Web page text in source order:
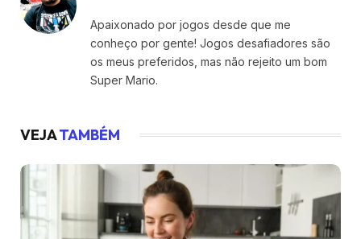
Apaixonado por jogos desde que me
conheço por gente! Jogos desafiadores são
os meus preferidos, mas não rejeito um bom
Super Mario.
VEJATAMBÉM